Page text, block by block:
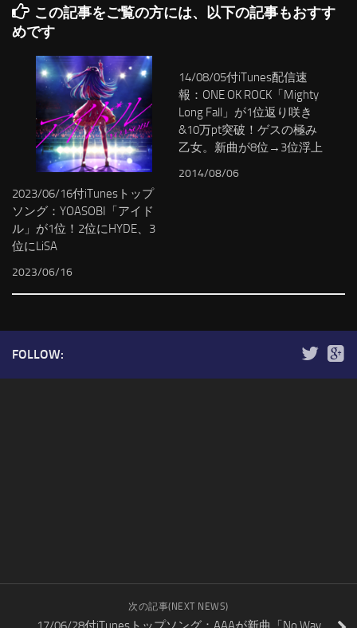
この記事をご覧の方には、以下の記事もおすす
めです
2023/06/16付iTunesトップ
ソング：YOASOBI「アイド
ル」が1位！2位にHYDE、3
位にLiSA
2023/06/16
14/08/05付iTunes配信速
報：ONE OK ROCK「Mighty
Long Fall」が1位返り咲き
&10万pt突破！ゲスの極み
乙女。新曲が8位→3位浮上
2014/08/06
FOLLOW:
次の記事(NEXT NEWS)